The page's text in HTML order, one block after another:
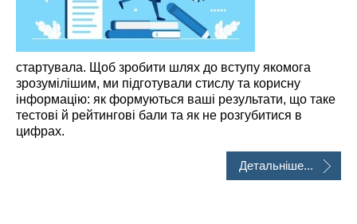
стартувала. Щоб зробити шлях до вступу якомога
зрозумілішим, ми підготували стислу та корисну
інформацію: як формуються ваші результати, що таке
тестові й рейтингові бали та як не розгубитися в
цифрах.
Детальніше...